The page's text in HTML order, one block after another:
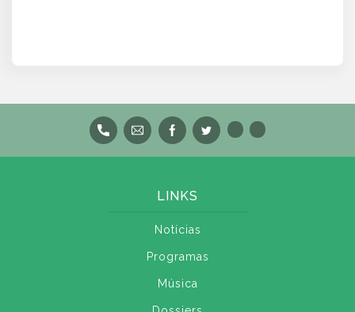
LINKS
Notícias
Programas
Música